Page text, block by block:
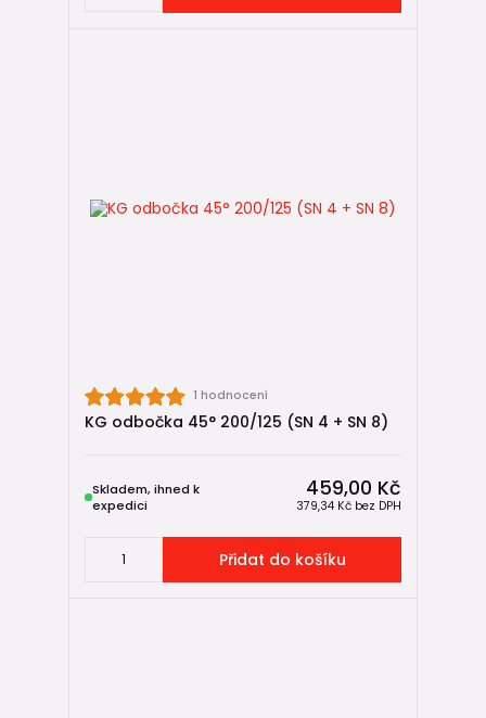
1 hodnocení
KG odbočka 45° 200/125 (SN 4 + SN 8)
459,00 Kč
379,34 Kč bez DPH
Skladem, ihned k
expedici
Přidat do košíku